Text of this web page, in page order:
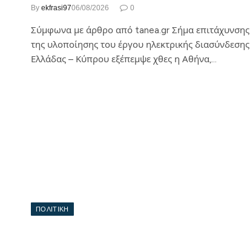
By ekfrasi9706/08/2026 0
Σύμφωνα με άρθρο από tanea.gr Σήμα επιτάχυνσης
της υλοποίησης του έργου ηλεκτρικής διασύνδεσης
Ελλάδας – Κύπρου εξέπεμψε χθες η Αθήνα,…
ΠΟΛΙΤΙΚΗ